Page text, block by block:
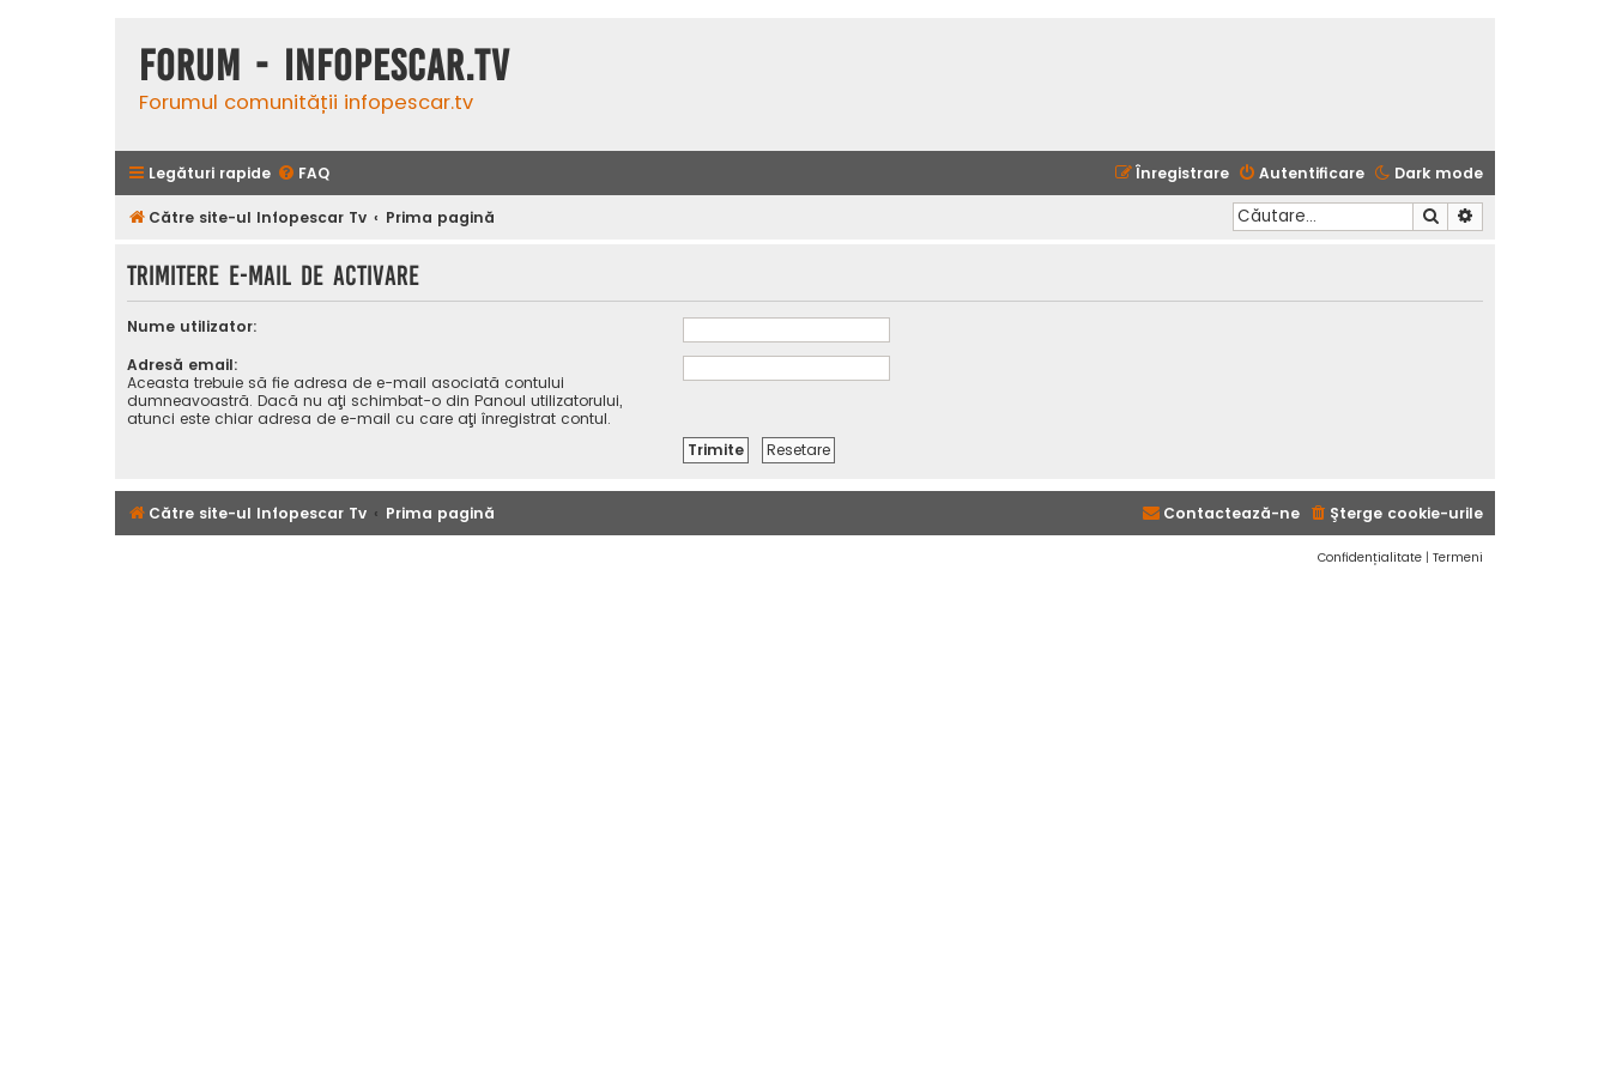
Forum - InfoPescar.Tv
Forumul comunității infopescar.tv
Legături rapide Dark mode
FAQ Autentificare
Înregistrare
Către site-ul Infopescar Tv Prima pagină Căutare
Trimitere e-mail de activare
Nume utilizator:
Adresă email:
Aceasta trebuie să fie adresa de e-mail asociată contului
dumneavoastră. Dacă nu aţi schimbat-o din Panoul utilizatorului,
atunci este chiar adresa de e-mail cu care aţi înregistrat contul.
Către site-ul Infopescar Tv Prima pagină Şterge cookie-urile
Contactează-ne
Confidențialitate | Termeni